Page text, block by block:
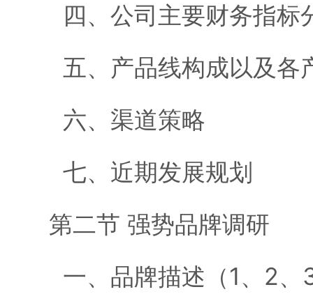
四、公司主要财务指标
五、产品线构成以及各
六、渠道策略
七、近期发展规划
第二节 强势品牌调研
一、品牌描述（1、2